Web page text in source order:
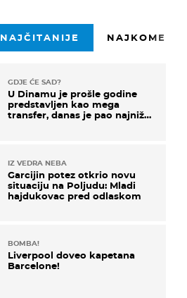
NAJČITANIJE
GDJE ĆE SAD?
U Dinamu je prošle godine
predstavljen kao mega
transfer, danas je pao najniže
IZ VEDRA NEBA
Garcijin potez otkrio novu
situaciju na Poljudu: Mladi
hajdukovac pred odlaskom
BOMBA!
Liverpool doveo kapetana
Barcelone!